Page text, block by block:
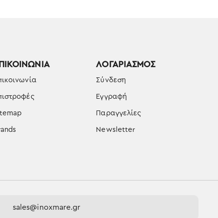
ΛΟΓΑΡΙΑΣΜΌΣ
Σύνδεση
Εγγραφή
Παραγγελίες
Newsletter
sales@inoxmare.gr